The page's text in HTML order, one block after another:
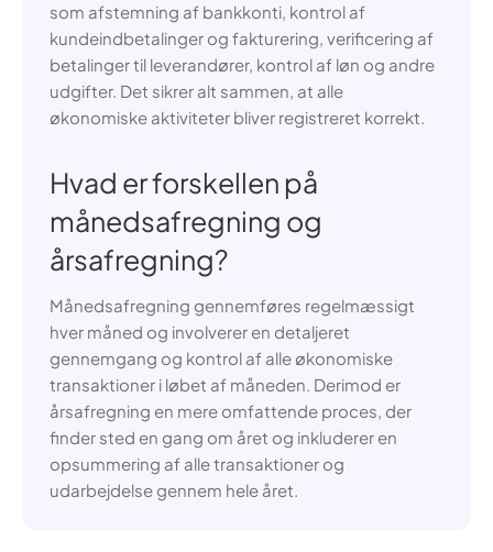
som afstemning af bankkonti, kontrol af
kundeindbetalinger og fakturering, verificering af
betalinger til leverandører, kontrol af løn og andre
udgifter. Det sikrer alt sammen, at alle
økonomiske aktiviteter bliver registreret korrekt.
Hvad er forskellen på
månedsafregning og
årsafregning?
Månedsafregning gennemføres regelmæssigt
hver måned og involverer en detaljeret
gennemgang og kontrol af alle økonomiske
transaktioner i løbet af måneden. Derimod er
årsafregning en mere omfattende proces, der
finder sted en gang om året og inkluderer en
opsummering af alle transaktioner og
udarbejdelse gennem hele året.